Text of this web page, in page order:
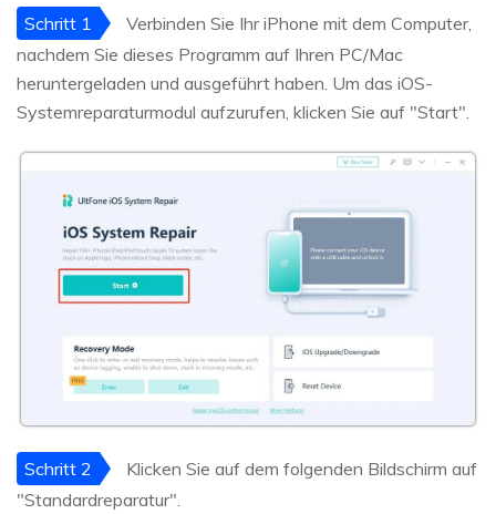
Schritt 1
Verbinden Sie Ihr iPhone mit dem Computer,
nachdem Sie dieses Programm auf Ihren PC/Mac
heruntergeladen und ausgeführt haben. Um das iOS-
Systemreparaturmodul aufzurufen, klicken Sie auf "Start".
Schritt 2
Klicken Sie auf dem folgenden Bildschirm auf
"Standardreparatur".